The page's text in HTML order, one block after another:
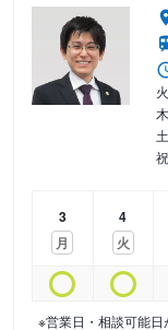
3
月
4
火
※営業日・相談可能